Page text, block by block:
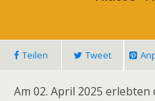
Teilen Tweet
Am 02. April 2025